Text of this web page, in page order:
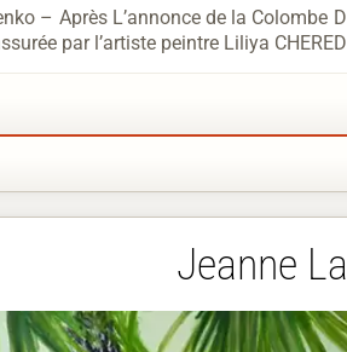
– Après L’annonce de la
par l’artiste peintre Liliya
Jeanne